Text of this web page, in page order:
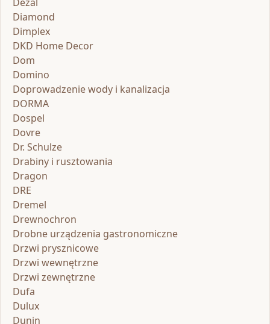
Diamond
Dimplex
DKD Home Decor
Dom
Domino
Doprowadzenie wody i kanalizacja
DORMA
Dospel
Dovre
Dr. Schulze
Drabiny i rusztowania
Dragon
DRE
Dremel
Drewnochron
Drobne urządzenia gastronomiczne
Drzwi prysznicowe
Drzwi wewnętrzne
Drzwi zewnętrzne
Dufa
Dulux
Dunin